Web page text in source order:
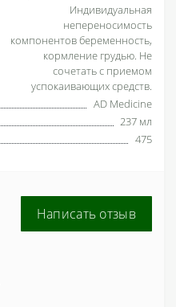
Индивидуальная
непереносимость
компонентов беременность,
кормление грудью. Не
сочетать с приемом
успокаивающих средств.
AD Medicine
237 мл
475
Написать отзыв